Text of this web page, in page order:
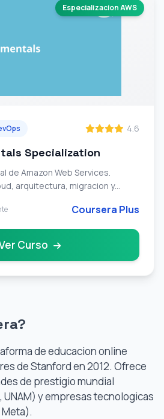
Especializacion AWS
4.6
Specialization
de Amazon Web Services.
arquitectura, migracion y
Coursera Plus
Curso
de educacion online
de Stanford en 2012. Ofrece
de prestigio mundial
UNAM) y empresas tecnologicas